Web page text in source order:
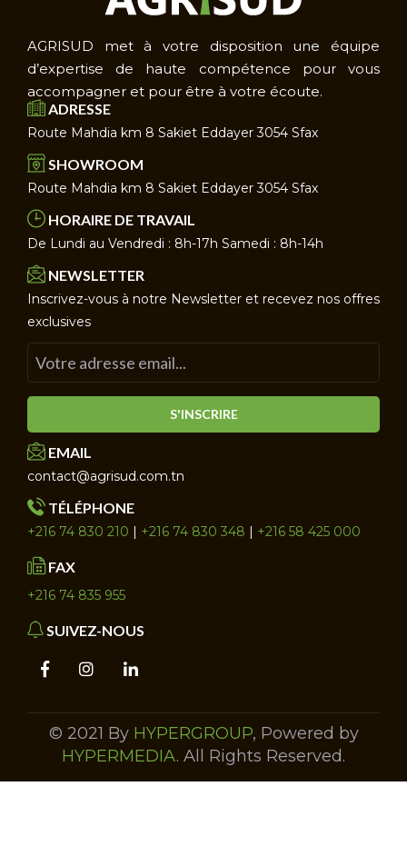
AGRISUD met à votre disposition une équipe
d’expertise de haute compétence pour vous
accompagner et pour être à votre écoute.
ADRESSE
Route Mahdia km 8 Sakiet Eddayer 3054 Sfax
SHOWROOM
Route Mahdia km 8 Sakiet Eddayer 3054 Sfax
HORAIRE DE TRAVAIL
De Lundi au Vendredi : 8h-17h Samedi : 8h-14h
NEWSLETTER
Inscrivez-vous à notre Newsletter et recevez nos offres
exclusives
S'INSCRIRE
EMAIL
contact@agrisud.com.tn
TÉLÉPHONE
+216 74 830 210 | +216 74 830 348 | +216 58 425 000
FAX
+216 74 835 955
SUIVEZ-NOUS
© 2021 By HYPERGROUP, Powered by
HYPERMEDIA. All Rights Reserved.